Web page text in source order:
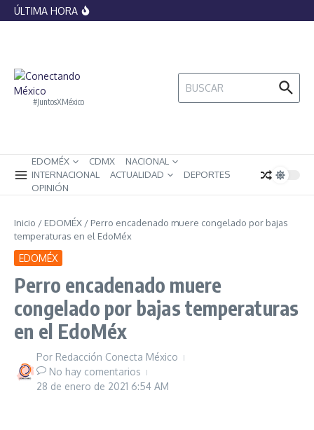
Saltar al contenido
ÚLTIMA HORA
Banxico lanza monedas conmemorativas
restricciones sobre voces e imágenes
#JuntosXMéxico
Buscar:
EDOMÉX CDMX
NACIONAL
INTERNACIONAL
ACTUALIDAD
DEPORTES
OPINIÓN
Inicio / EDOMÉX / Perro encadenado muere congelado por bajas
temperaturas en el EdoMéx
EDOMÉX
Perro encadenado muere
congelado por bajas temperaturas
en el EdoMéx
Por Redacción Conecta México
No hay comentarios
28 de enero de 2021 6:54 AM